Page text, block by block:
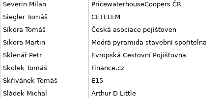
Severin Milan
PricewaterhouseCoopers ČR
Siegler Tomáš
CETELEM
Síkora Tomáš
Česká asociace pojišťoven
Sikora Martin
Modrá pyramida stavební spořitelna
Sklenář Petr
Evropská Cestovní Pojišťovna
Skolek Tomáš
Finance.cz
Skřivánek Tomáš
E15
Sládek Michal
Arthur D Little